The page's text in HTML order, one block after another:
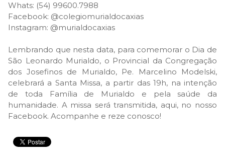
Whats: (54) 99600.7988
Facebook: @colegiomurialdocaxias
Instagram: @murialdocaxias
Lembrando que nesta data, para comemorar o Dia de
São Leonardo Murialdo, o Provincial da Congregação
dos Josefinos de Murialdo, Pe. Marcelino Modelski,
celebrará a Santa Missa, a partir das 19h, na intenção
de toda Família de Murialdo e pela saúde da
humanidade. A missa será transmitida, aqui, no nosso
Facebook. Acompanhe e reze conosco!